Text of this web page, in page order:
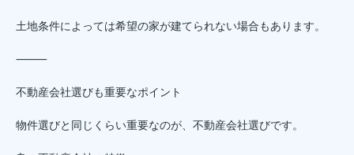
土地条件によっては希望の家が建てられない場合もあります。
⸻
不動産会社選びも重要なポイント
物件選びと同じくらい重要なのが、不動産会社選びです。